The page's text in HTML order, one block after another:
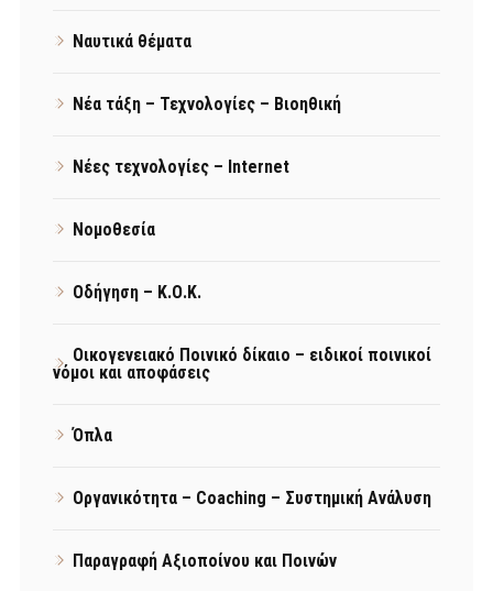
Ναυτικά θέματα
Νέα τάξη – Τεχνολογίες – Βιοηθική
Νέες τεχνολογίες – Internet
Νομοθεσία
Οδήγηση – Κ.Ο.Κ.
Οικογενειακό Ποινικό δίκαιο – ειδικοί ποινικοί
νόμοι και αποφάσεις
Όπλα
Οργανικότητα – Coaching – Συστημική Ανάλυση
Παραγραφή Αξιοποίνου και Ποινών